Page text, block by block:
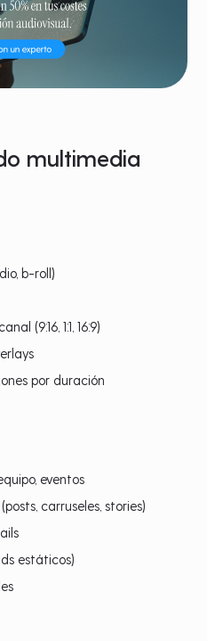
multimedia
b-roll)
(9:16, 1:1, 16:9)
por duración
eventos
carruseles, stories)
estáticos)